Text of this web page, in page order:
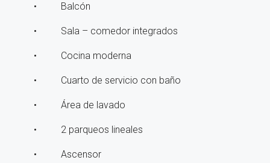
• Balcón
• Sala – comedor integrados
• Cocina moderna
• Cuarto de servicio con baño
• Área de lavado
• 2 parqueos lineales
• Ascensor